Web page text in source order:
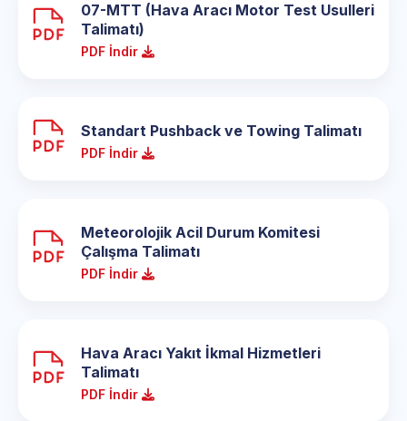
07-MTT (Hava Aracı Motor Test Usulleri
Talimatı)
PDF İndir
Standart Pushback ve Towing Talimatı
PDF İndir
Meteorolojik Acil Durum Komitesi
Çalışma Talimatı
PDF İndir
Hava Aracı Yakıt İkmal Hizmetleri
Talimatı
PDF İndir